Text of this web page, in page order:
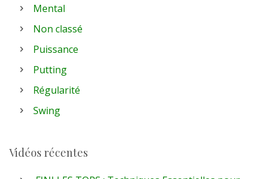
Mental
Non classé
Puissance
Putting
Régularité
Swing
Vidéos récentes